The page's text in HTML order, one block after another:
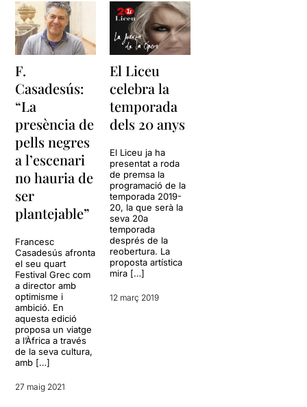
F.
Casadesús:
“La
presència de
pells negres
a l’escenari
no hauria de
ser
plantejable”
Francesc
Casadesús afronta
el seu quart
Festival Grec com
a director amb
optimisme i
ambició. En
aquesta edició
proposa un viatge
a l’Àfrica a través
de la seva cultura,
amb […]
27 maig 2021
El Liceu
celebra la
temporada
dels 20 anys
El Liceu ja ha
presentat a roda
de premsa la
programació de la
temporada 2019-
20, la que serà la
seva 20a
temporada
després de la
reobertura. La
proposta artística
mira […]
12 març 2019